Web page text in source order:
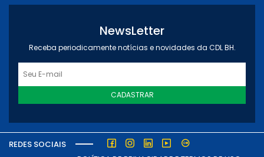
NewsLetter
Receba periodicamente notícias e novidades da CDL BH.
CADASTRAR
REDES SOCIAIS